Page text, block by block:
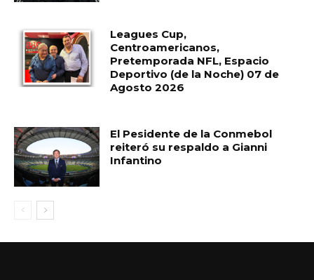
Leagues Cup,
Centroamericanos,
Pretemporada NFL, Espacio
Deportivo (de la Noche) 07 de
Agosto 2026
El Pesidente de la Conmebol
reiteró su respaldo a Gianni
Infantino